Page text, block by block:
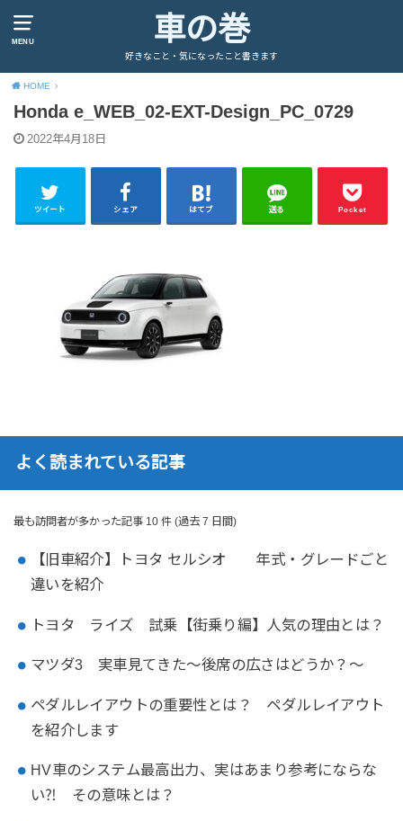
MENU 車の巻
好きなこと・気になったこと書きます
HOME
Honda e_WEB_02-EXT-Design_PC_0729
2022年4月18日
ツイート シェア はてブ 送る Pocket
よく読まれている記事
最も訪問者が多かった記事 10 件 (過去 7 日間)
【旧車紹介】トヨタ セルシオ 年式・グレードごと
違いを紹介
トヨタ ライズ 試乗【街乗り編】人気の理由とは？
マツダ3 実車見てきた～後席の広さはどうか？～
ペダルレイアウトの重要性とは？ ペダルレイアウト
を紹介します
HV車のシステム最高出力、実はあまり参考にならな
い⁈ その意味とは？